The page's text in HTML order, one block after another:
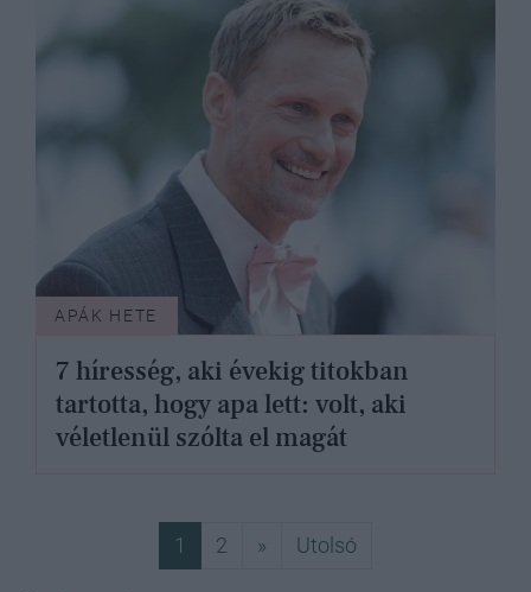
APÁK HETE
7 híresség, aki évekig titokban
tartotta, hogy apa lett: volt, aki
véletlenül szólta el magát
1 2 » Következő
Utolsó